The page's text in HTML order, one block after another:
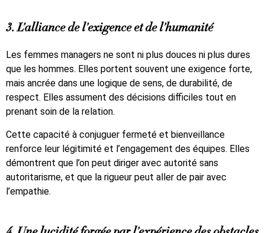
3. L’alliance de l’exigence et de l’humanité
Les femmes managers ne sont ni plus douces ni plus dures
que les hommes. Elles portent souvent une exigence forte,
mais ancrée dans une logique de sens, de durabilité, de
respect. Elles assument des décisions difficiles tout en
prenant soin de la relation.
Cette capacité à conjuguer fermeté et bienveillance
renforce leur légitimité et l’engagement des équipes. Elles
démontrent que l’on peut diriger avec autorité sans
autoritarisme, et que la rigueur peut aller de pair avec
l’empathie.